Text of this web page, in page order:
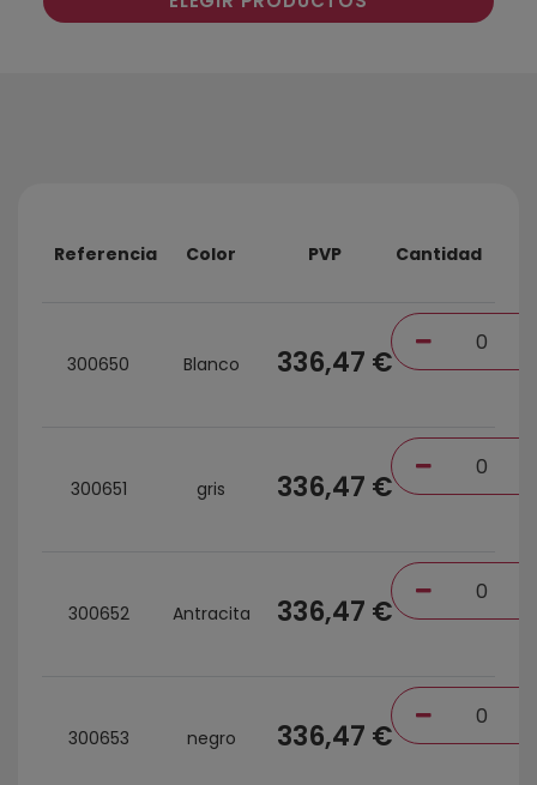
Referencia Color PVP Cantidad
300650 Blanco 336,47 €
300651 gris 336,47 €
300652 Antracita 336,47 €
300653 negro 336,47 €